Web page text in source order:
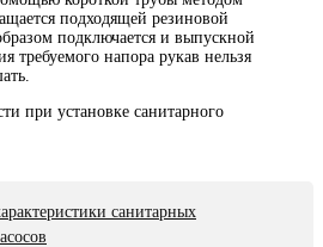
подходящей резиновой
подключается и выпускной
требуемого напора рукав нельзя
санитарных